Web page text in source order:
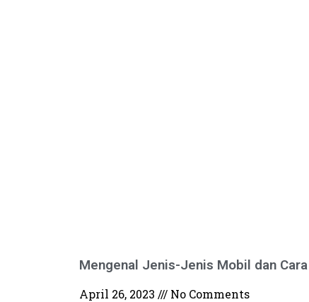
Mengenal Jenis-Jenis Mobil dan
April 26, 2023 No Comments